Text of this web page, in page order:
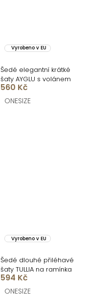
Vyrobeno v EU
Šedé elegantní krátké
šaty AYGLU s volánem
560 Kč
ONESIZE
Vyrobeno v EU
Šedé dlouhé přiléhavé
šaty TULLIA na ramínka
594 Kč
ONESIZE